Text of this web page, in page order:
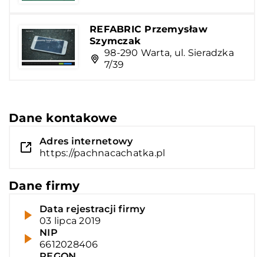
REFABRIC Przemysław
Szymczak
98-290 Warta, ul. Sieradzka
7/39
Dane kontakowe
Adres internetowy
https://pachnacachatka.pl
Dane firmy
Data rejestracji firmy
03 lipca 2019
NIP
6612028406